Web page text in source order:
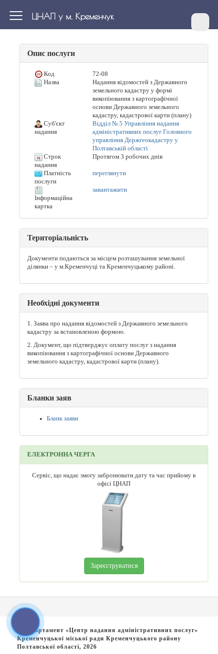
ЦНАП у м. Кременчук
Опис послуги
Код
72-08
Назва
Надання відомостей з Державного
земельного кадастру у формі
викопіювання з картографічної
основи Державного земельного
кадастру, кадастрової карти (плану)
Суб'єкт
надання
Відділ № 5 Управління надання
адміністративних послуг Головного
управління Держгеокадастру у
Полтавській області
Строк
надання
Протягом 3 робочих днів
Платність
послуги
переглянути
Інформаційна
картка
завантажити
Територіальність
Документи подаються за місцем розташування земельної
ділянки – у м.Кременчуці та Кременчуцькому районі.
Необхідні документи
1. Заява про надання відомостей з Державного земельного
кадастру за встановленою формою.
2. Документ, що підтверджує оплату послуг з надання
викопіювання з картографічної основи Державного
земельного кадастру, кадастрової карти (плану).
Бланки заяв
Бланк заяви
ЕЛЕКТРОННА ЧЕРГА
Сервіс, що надає змогу забронювати дату та час прийому в
офісі ЦНАП
Зареєструватися
© Департамент «Центр надання адміністративних послуг»
Кременчуцької міської ради Кременчуцького району
Полтавської області, 2026